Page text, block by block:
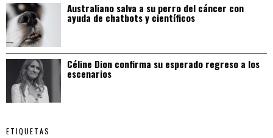
Australiano salva a su perro del cáncer con
ayuda de chatbots y científicos
Céline Dion confirma su esperado regreso a los
escenarios
ETIQUETAS